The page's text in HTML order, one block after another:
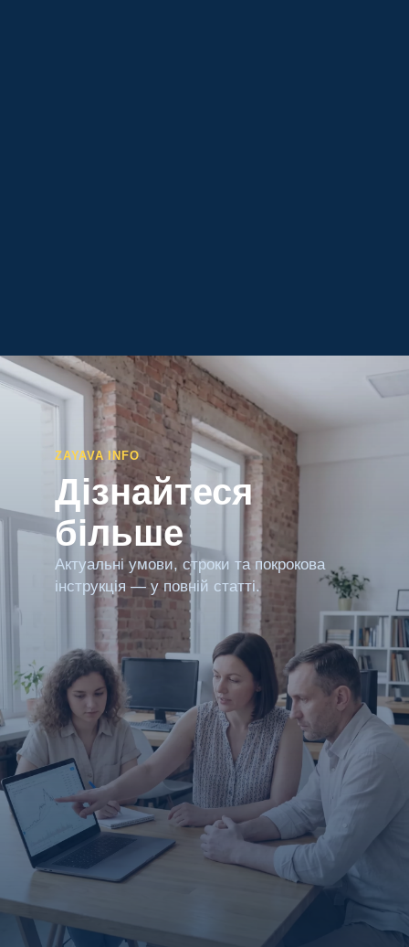
ZAYAVA INFO
Дізнайтеся
більше
Актуальні умови, строки та покрокова
інструкція — у повній статті.